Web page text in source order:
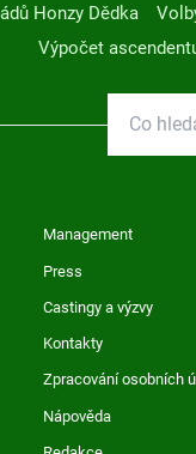
Honzy Dědka
Výpočet
Management
Press
Castingy a výzvy
Kontakty
Zpracování osobních
Nápověda